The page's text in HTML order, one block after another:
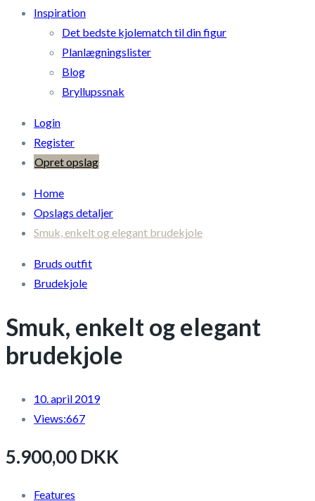
Inspiration
Det bedste kjolematch til din figur
Planlægningslister
Blog
Bryllupssnak
Login
Register
Opret opslag
Home
Opslags detaljer
Smuk, enkelt og elegant brudekjole
Bruds outfit
Brudekjole
Smuk, enkelt og elegant
brudekjole
10. april 2019
Views:667
5.900,00 DKK
Features